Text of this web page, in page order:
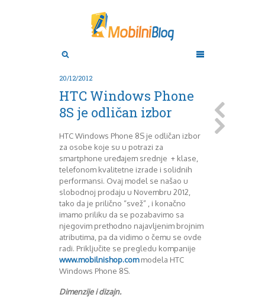
Android
BlackBerry
Huawei
LG
Motorola
Nokia
Pitamo stručnjake
Prikaz modela
Samsung
Novembar 2011
Februar 2012
Maj 2012
Juli 2012
Septembar 2012
Oktobar 2012
Novembar 2012
Decembar 2012
Januar 2013
Februar 2013
20/12/2012
HTC Windows Phone
8S je odličan izbor
HTC Windows Phone 8S je odličan izbor
za osobe koje su u potrazi za
smartphone uređajem srednje + klase,
telefonom kvalitetne izrade i solidnih
performansi. Ovaj model se našao u
slobodnoj prodaju u Novembru 2012,
tako da je prilično “svež” , i konačno
imamo priliku da se pozabavimo sa
njegovim prethodno najavljenim brojnim
atributima, pa da vidimo o čemu se ovde
radi. Priključite se pregledu kompanije
www.mobilnishop.commodela HTC
Windows Phone 8S.
Dimenzije i dizajn.